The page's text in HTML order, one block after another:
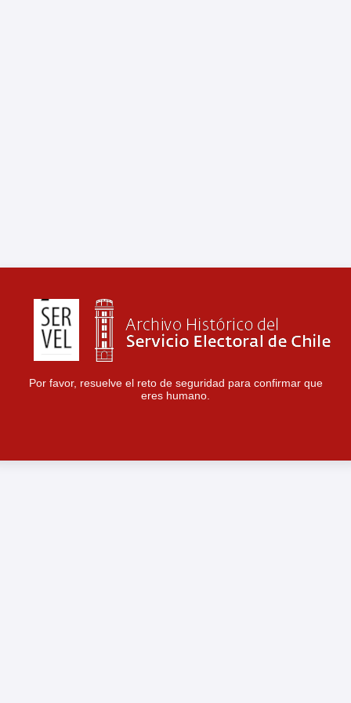
Por favor, resuelve el reto de seguridad para confirmar que
eres humano.